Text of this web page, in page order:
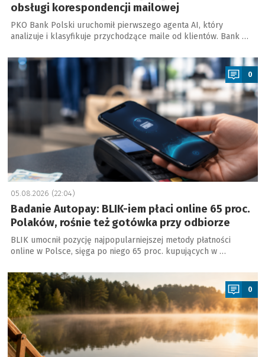
obsługi korespondencji mailowej
PKO Bank Polski uruchomił pierwszego agenta AI, który
analizuje i klasyfikuje przychodzące maile od klientów. Bank …
a
0
05.08.2026 (22:04)
Badanie Autopay: BLIK-iem płaci online 65 proc.
Polaków, rośnie też gotówka przy odbiorze
BLIK umocnił pozycję najpopularniejszej metody płatności
online w Polsce, sięga po niego 65 proc. kupujących w …
a
0